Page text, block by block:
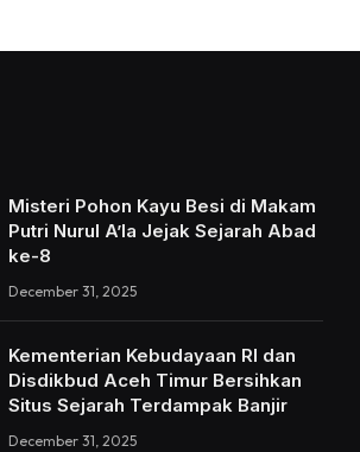
Misteri Pohon Kayu Besi di Makam
Putri Nurul A’la Jejak Sejarah Abad
ke-8
December 31, 2025
Kementerian Kebudayaan RI dan
Disdikbud Aceh Timur Bersihkan
Situs Sejarah Terdampak Banjir
December 31, 2025